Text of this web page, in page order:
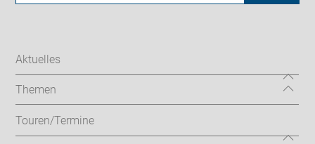
Aktuelles
Themen
Touren/Termine